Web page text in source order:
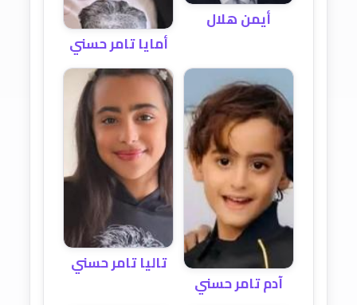
أيمن هلال
أمايا تامر حسني
آدم تامر حسني
تاليا تامر حسني